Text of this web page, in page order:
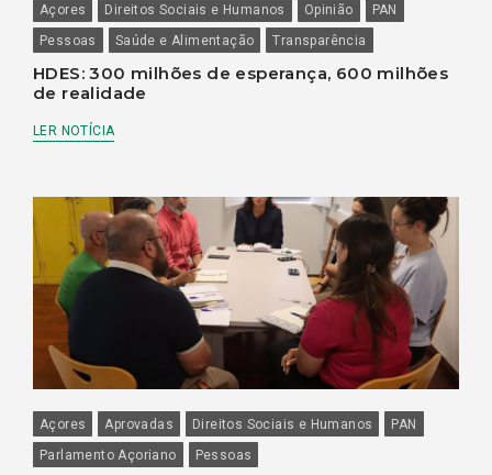
Açores Direitos Sociais e Humanos Opinião
PAN
Pessoas
Saúde e Alimentação Transparência
HDES: 300 milhões de esperança, 600 milhões
de realidade
LER NOTÍCIA
Açores Aprovadas Direitos Sociais e Humanos
PAN
Parlamento Açoriano
Pessoas